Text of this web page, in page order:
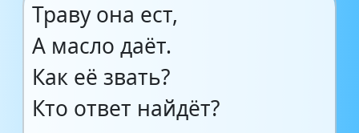
Траву она ест,
А масло даёт.
Как её звать?
Кто ответ найдёт?